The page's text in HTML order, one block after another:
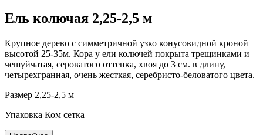
Ель колючая 2,25-2,5 м
Крупное дерево с симметричной узко конусовидной кроной
высотой 25-35м. Кора у ели колючей покрыта трещинками и
чешуйчатая, сероватого оттенка, хвоя до 3 см. в длину,
четырехгранная, очень жесткая, серебристо-беловатого цвета.
Размер 2,25-2,5 м
Упаковка Ком сетка